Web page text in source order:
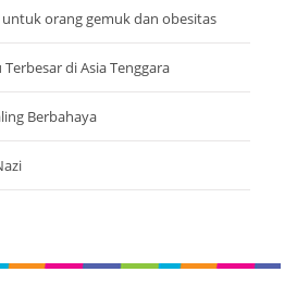
orang gemuk dan obesitas
di Asia Tenggara
Berbahaya